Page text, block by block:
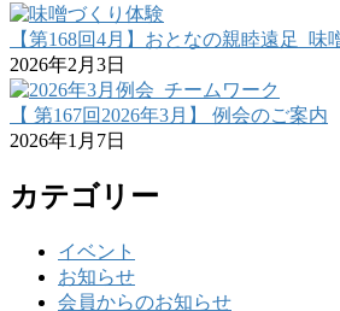
【第168回4月】おとなの親睦遠足_味
2026年2月3日
【 第167回2026年3月】 例会のご案内
2026年1月7日
カテゴリー
イベント
お知らせ
会員からのお知らせ